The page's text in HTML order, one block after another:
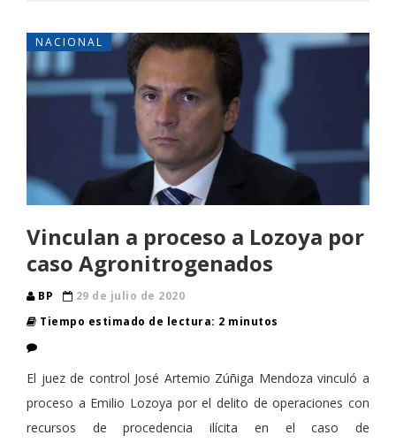
NACIONAL
Vinculan a proceso a Lozoya por
caso Agronitrogenados
BP
29 de julio de 2020
Tiempo estimado de lectura: 2 minutos
El juez de control José Artemio Zúñiga Mendoza vinculó a
proceso a Emilio Lozoya por el delito de operaciones con
recursos de procedencia ilícita en el caso de